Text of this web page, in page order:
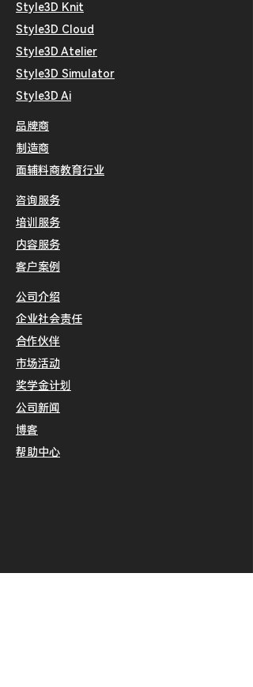
​​Style3D Knit
Style3D Cloud
Style3D Atelier
Style3D Simulator
​Style3D Ai
品牌商
制造商
面辅料商教育行业
咨询服务
培训服务
内容服务
客户案例
公司介绍
企业社会责任
合作伙伴
​市场活动
​奖学金计划
公司新闻
博客
​帮助中心